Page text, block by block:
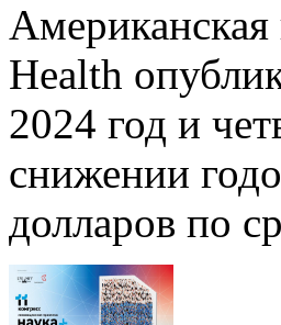
Health
2024 год и
снижении
долларов по